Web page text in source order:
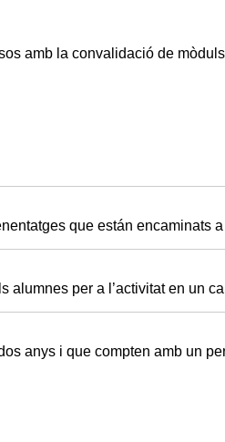
amb la convalidació de
que están encaminats
alumnes per a l’activitat en un
anys i que compten amb un